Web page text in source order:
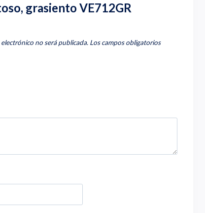
grasiento VE712GR
no será publicada. Los campos obligatorios